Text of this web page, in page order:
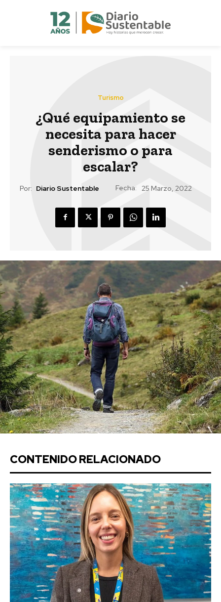
Turismo
¿Qué equipamiento se
necesita para hacer
senderismo o para
escalar?
Por: Diario Sustentable Fecha: 25 Marzo, 2022
CONTENIDO RELACIONADO